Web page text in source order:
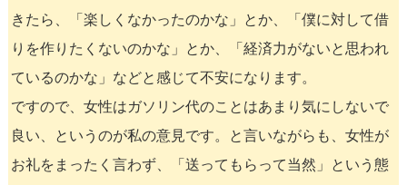
きたら、「楽しくなかったのかな」とか、「僕に対して借
りを作りたくないのかな」とか、「経済力がないと思われ
ているのかな」などと感じて不安になります。
ですので、女性はガソリン代のことはあまり気にしないで
良い、というのが私の意見です。と言いながらも、女性が
お礼をまったく言わず、「送ってもらって当然」という態